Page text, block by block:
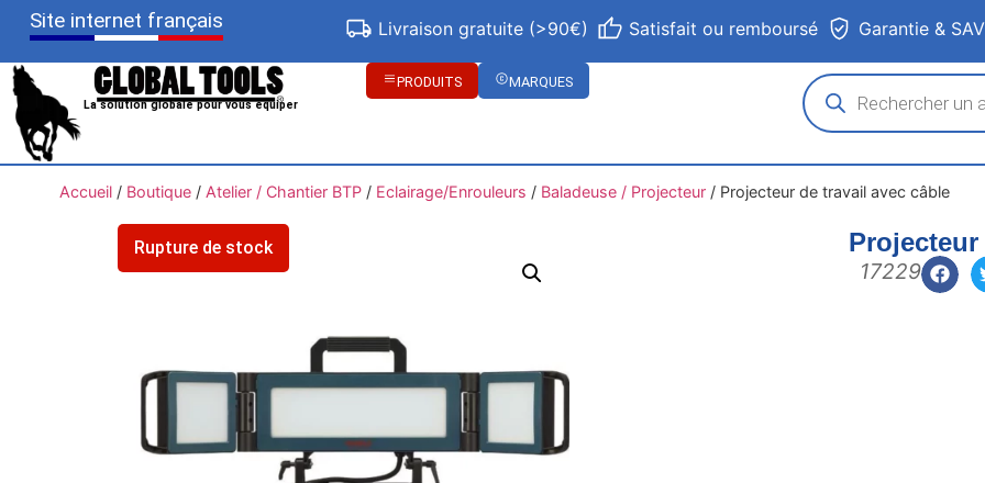
Site internet français Livraison gratuite (>90€) Satisfait ou remboursé Garantie & SAV
La solution globale pour vous équiper
PRODUITS MARQUES
Accueil/ Boutique/ Atelier / Chantier BTP/ Eclairage/Enrouleurs / Baladeuse / Projecteur/ Projecteur de travail avec câble
Rupture de stock
17229